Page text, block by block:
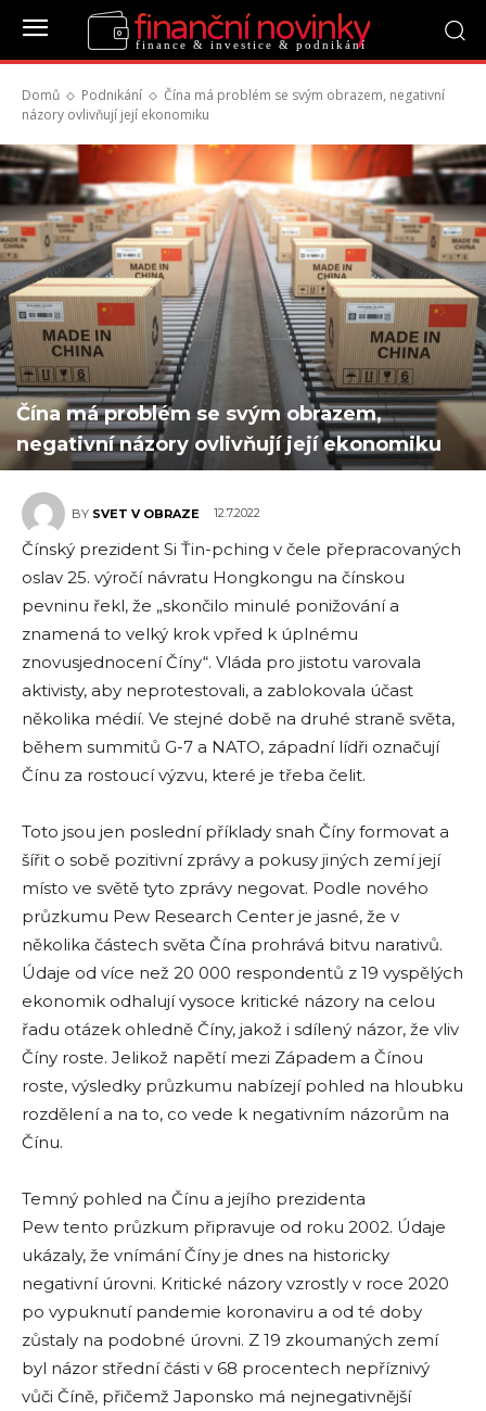
finanční novinky
finance & investice & podnikání
Domů Podnikání
Čína má problém se svým obrazem, negativní
názory ovlivňují její ekonomiku
Čína má problém se svým obrazem,
negativní názory ovlivňují její ekonomiku
BY SVET V OBRAZE 12.7.2022
Čínský prezident Si Ťin-pching v čele přepracovaných
oslav 25. výročí návratu Hongkongu na čínskou
pevninu řekl, že „skončilo minulé ponižování a
znamená to velký krok vpřed k úplnému
znovusjednocení Číny“. Vláda pro jistotu varovala
aktivisty, aby neprotestovali, a zablokovala účast
několika médií. Ve stejné době na druhé straně světa,
během summitů G-7 a NATO, západní lídři označují
Čínu za rostoucí výzvu, které je třeba čelit.
Toto jsou jen poslední příklady snah Číny formovat a
šířit o sobě pozitivní zprávy a pokusy jiných zemí její
místo ve světě tyto zprávy negovat. Podle nového
průzkumu Pew Research Center je jasné, že v
několika částech světa Čína prohrává bitvu narativů.
Údaje od více než 20 000 respondentů z 19 vyspělých
ekonomik odhalují vysoce kritické názory na celou
řadu otázek ohledně Číny, jakož i sdílený názor, že vliv
Číny roste. Jelikož napětí mezi Západem a Čínou
roste, výsledky průzkumu nabízejí pohled na hloubku
rozdělení a na to, co vede k negativním názorům na
Čínu.
Temný pohled na Čínu a jejího prezidenta
Pew tento průzkum připravuje od roku 2002. Údaje
ukázaly, že vnímání Číny je dnes na historicky
negativní úrovni. Kritické názory vzrostly v roce 2020
po vypuknutí pandemie koronaviru a od té doby
zůstaly na podobné úrovni. Z 19 zkoumaných zemí
byl názor střední části v 68 procentech nepříznivý
vůči Číně, přičemž Japonsko má nejnegativnější